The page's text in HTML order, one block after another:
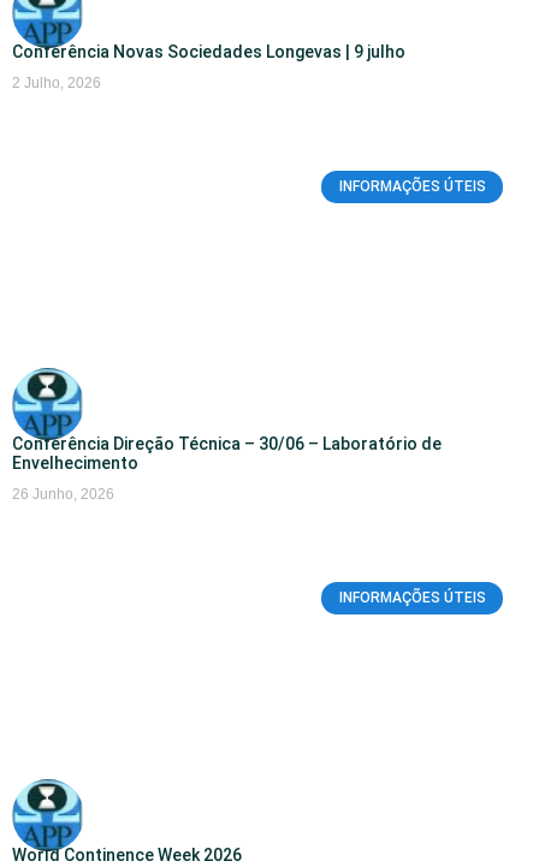
Conferência Novas Sociedades Longevas | 9 julho
2 Julho, 2026
INFORMAÇÕES ÚTEIS
Conferência Direção Técnica – 30/06 – Laboratório de
Envelhecimento
26 Junho, 2026
INFORMAÇÕES ÚTEIS
World Continence Week 2026